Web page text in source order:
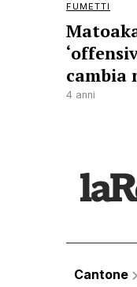
FUMETTI
cambia
4 anni
Cantone